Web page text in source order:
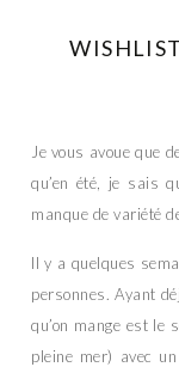
Je vous avoue que
qu’en été, je sais
manque de variété
Il y a quelques
personnes. Ayant
qu’on mange est le
pleine mer) avec